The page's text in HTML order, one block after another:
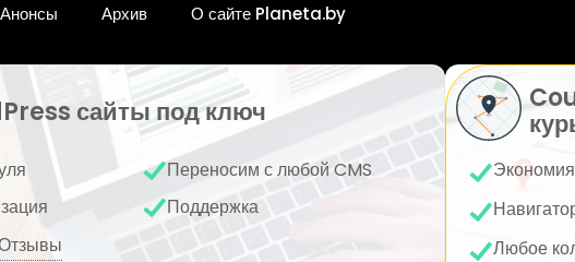
Анонсы Архив О сайте Planeta.by
сайты под ключ
Переносим с любой CMS
Поддержка
Любое